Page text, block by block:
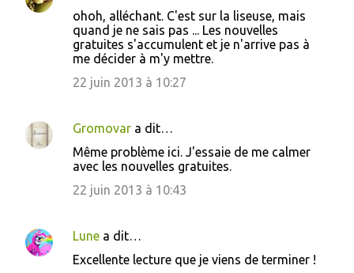
ohoh, alléchant. C'est sur la liseuse, mais
quand je ne sais pas ... Les nouvelles
gratuites s'accumulent et je n'arrive pas à
me décider à m'y mettre.
22 juin 2013 à 10:27
Gromovar a dit…
Même problème ici. J'essaie de me calmer
avec les nouvelles gratuites.
22 juin 2013 à 10:43
Lune a dit…
Excellente lecture que je viens de terminer !